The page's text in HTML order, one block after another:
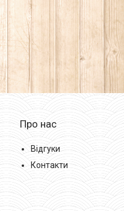
Про нас
Відгуки
Контакти